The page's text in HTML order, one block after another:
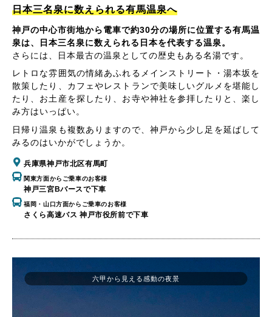
日本三名泉に数えられる有馬温泉へ
神戸の中心市街地から電車で約30分の場所に位置する有馬温
泉は、日本三名泉に数えられる日本を代表する温泉。
さらには、日本最古の温泉としての歴史もある名湯です。
レトロな雰囲気の情緒あふれるメインストリート・湯本坂を
散策したり、カフェやレストランで美味しいグルメを堪能し
たり、お土産を探したり、お寺や神社を参拝したりと、楽し
み方はいっぱい。
日帰り温泉も複数ありますので、神戸から少し足を延ばして
みるのはいかがでしょうか。
兵庫県神戸市北区有馬町
関東方面からご乗車のお客様
神戸三宮Bバースで下車
福岡・山口方面からご乗車のお客様
さくら高速バス 神戸市役所前で下車
六甲から見える感動の夜景